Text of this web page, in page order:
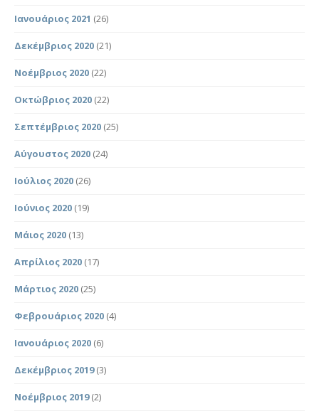
Ιανουάριος 2021 (26)
Δεκέμβριος 2020 (21)
Νοέμβριος 2020 (22)
Οκτώβριος 2020 (22)
Σεπτέμβριος 2020 (25)
Αύγουστος 2020 (24)
Ιούλιος 2020 (26)
Ιούνιος 2020 (19)
Μάιος 2020 (13)
Απρίλιος 2020 (17)
Μάρτιος 2020 (25)
Φεβρουάριος 2020 (4)
Ιανουάριος 2020 (6)
Δεκέμβριος 2019(3)
Νοέμβριος 2019(2)